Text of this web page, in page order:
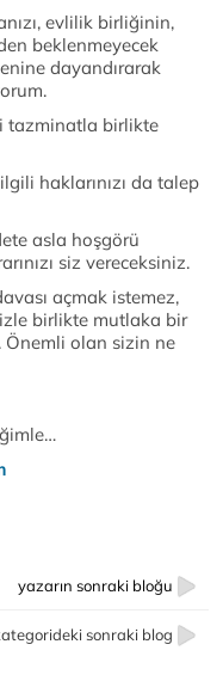
evlilik birliğinin,
beklenmeyecek
dayandırarak
tazminatla birlikte
haklarınızı da talep
asla hoşgörü
siz vereceksiniz.
açmak istemez,
birlikte mutlaka bir
Önemli olan sizin ne
yazarın sonraki bloğu
sonraki blog